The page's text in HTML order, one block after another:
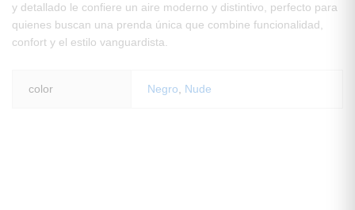
y detallado le confiere un aire moderno y distintivo, perfecto para
quienes buscan una prenda única que combine funcionalidad,
confort y el estilo vanguardista.
color Negro Nude